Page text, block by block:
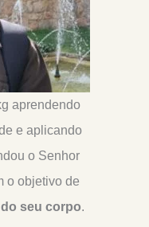
aprendendo
e aplicando
o Senhor
o objetivo de
seu corpo.